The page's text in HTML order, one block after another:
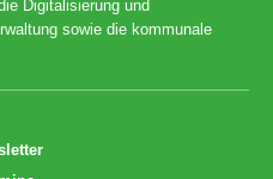
Digitalisierung und
sowie die kommunale